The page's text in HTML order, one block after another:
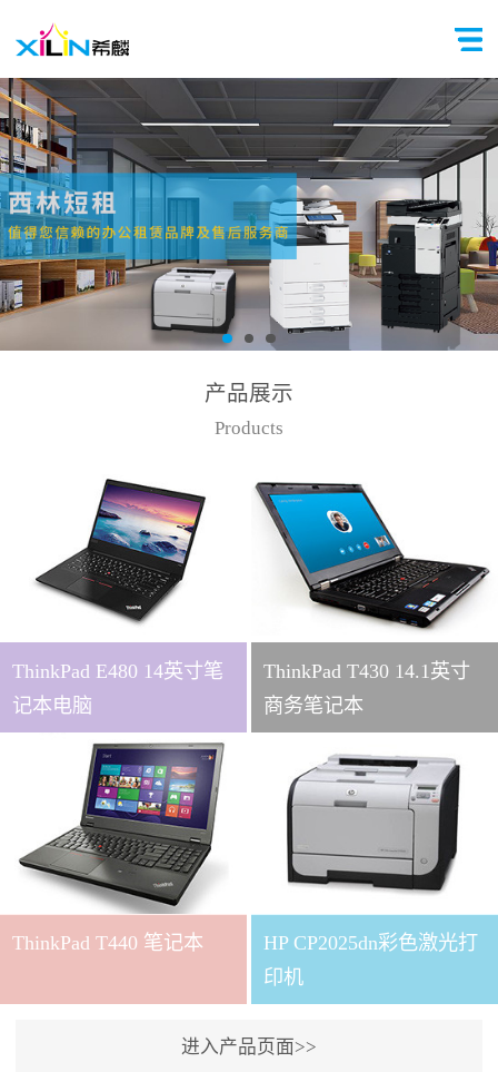
产品展示
Products
ThinkPad E480 14英寸笔
记本电脑
ThinkPad T430 14.1英寸
商务笔记本
ThinkPad T440 笔记本
HP CP2025dn彩色激光打
印机
进入产品页面>>